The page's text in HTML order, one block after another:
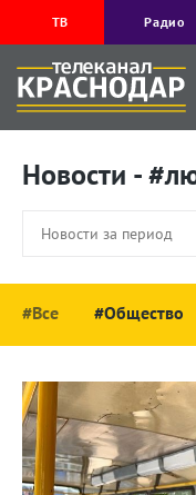
ТВ Радио
Новости -
#Все #Общество